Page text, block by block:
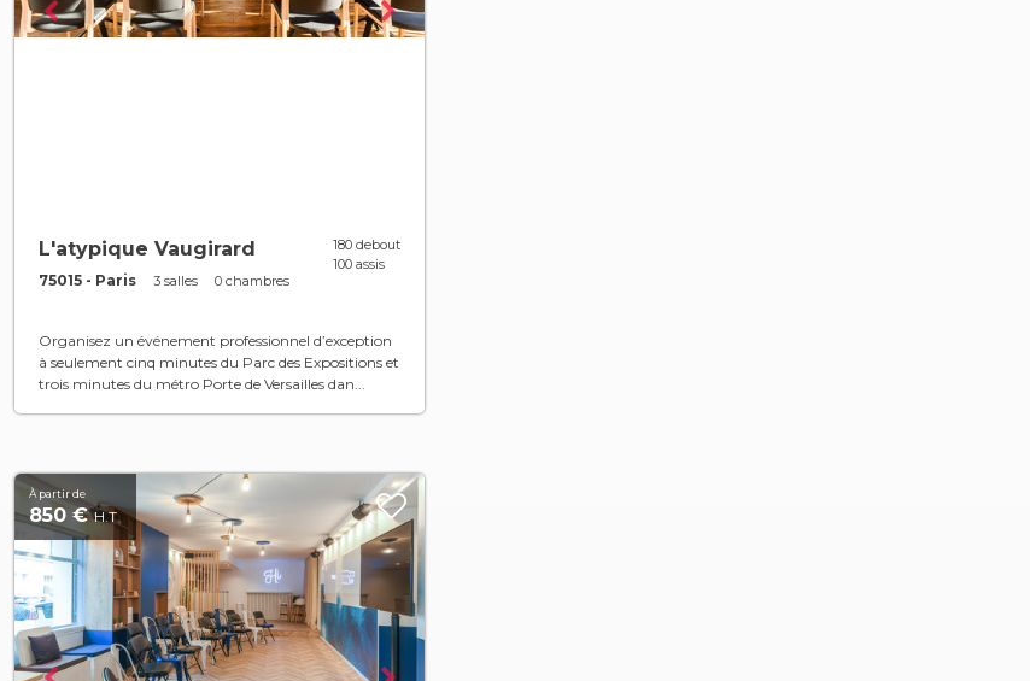
L'atypique Vaugirard
75015 - Paris 3 salles 0 chambres
180 debout
100 assis
Organisez un événement professionnel d’exception
à seulement cinq minutes du Parc des Expositions et
trois minutes du métro Porte de Versailles dan...
À partir de
850 €H.T